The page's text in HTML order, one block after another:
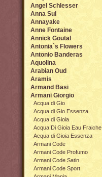
Angel Sсhlesser
Anna Sui
Annayake
Anne Fontaine
Annick Goutal
Antonia`s Flowers
Antonio Banderas
Aquolina
Arabian Oud
Aramis
Armand Basi
Armani Giorgio
Acqua di Gio
Acqua di Gio Essenza
Acqua di Gioia
Acqua Di Gioia Eau Fraiche
Acqua di Gioia Essenza
Armani Code
Armani Code Profumo
Armani Code Satin
Armani Code Sport